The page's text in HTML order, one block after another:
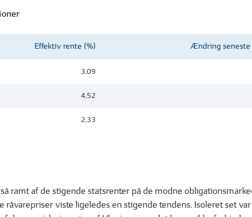
Effektiv rente (%) Ændring seneste
3,09
4,52
2,33
ramt af de stigende statsrenter på de modne
råvarepriser viste ligeledes en stigende tendens. Isoleret set